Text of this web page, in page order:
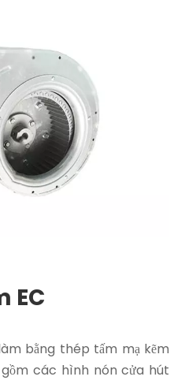
EC
bằng thép tấm mạ kẽm
các hình nón cửa hút